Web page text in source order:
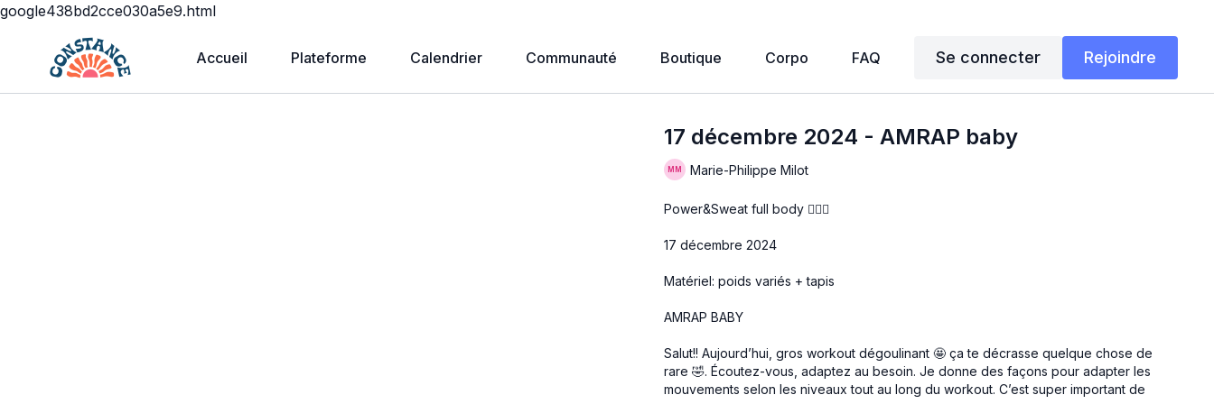
google438bd2cce030a5e9.html
Accueil Plateforme Calendrier Communauté Boutique Corpo FAQ Se connecter Rejoindre
17 décembre 2024 - AMRAP baby
Marie-Philippe Milot
Power&Sweat full body 🤸🏻‍♀️
17 décembre 2024
Matériel: poids variés + tapis
AMRAP BABY
Salut!! Aujourd’hui, gros workout dégoulinant 🤩 ça te décrasse quelque chose de
rare 🤣. Écoutez-vous, adaptez au besoin. Je donne des façons pour adapter les
mouvements selon les niveaux tout au long du workout. C’est super important de